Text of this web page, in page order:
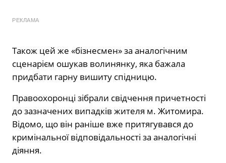
РЕКЛАМА
Також цей же «бізнесмен» за аналогічним
сценарієм ошукав волинянку, яка бажала
придбати гарну вишиту спідницю.
Правоохоронці зібрали свідчення причетності
до зазначених випадків жителя м. Житомира.
Відомо, що він раніше вже притягувався до
кримінальної відповідальності за аналогічні
діяння.